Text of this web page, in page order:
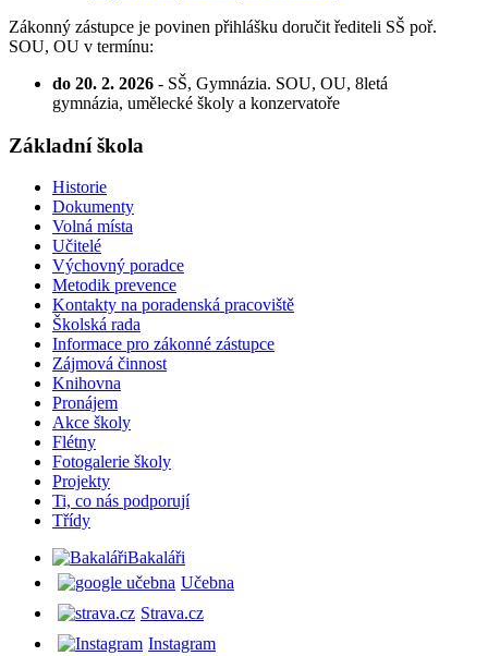
Zákonný zástupce je povinen přihlášku doručit řediteli SŠ poř.
SOU, OU v termínu:
do 20. 2. 2026 - SŠ, Gymnázia. SOU, OU, 8letá
gymnázia, umělecké školy a konzervatoře
Základní škola
Historie
Dokumenty
Volná místa
Učitelé
Výchovný poradce
Metodik prevence
Kontakty na poradenská pracoviště
Školská rada
Informace pro zákonné zástupce
Zájmová činnost
Knihovna
Pronájem
Akce školy
Flétny
Fotogalerie školy
Projekty
Ti, co nás podporují
Třídy
Bakaláři
Učebna
Strava.cz
Instagram